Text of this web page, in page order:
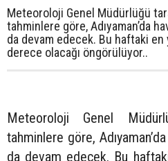
Meteoroloji Genel Müdürlüğü
tahminlere göre, Adıyaman’da
da devam edecek. Bu haftaki en
derece olacağı öngörülüyor..
Meteoroloji Genel
tahminlere göre,
da devam edecek. Bu